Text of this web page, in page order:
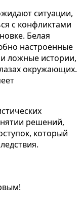
ситуации,
с конфликтами
Белая
настроенные
ложные истории,
окружающих.
решений,
который